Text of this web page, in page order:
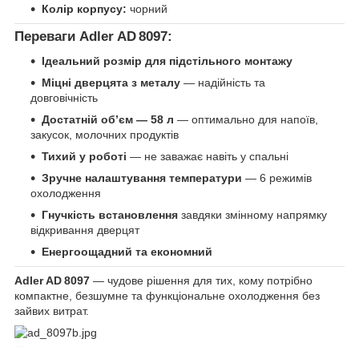
Колір корпусу: чорний
Переваги Adler AD 8097:
Ідеальний розмір для підстільного монтажу
Міцні дверцята з металу — надійність та
довговічність
Достатній об’єм — 58 л — оптимально для напоїв,
закусок, молочних продуктів
Тихий у роботі — не заважає навіть у спальні
Зручне налаштування температури — 6 режимів
охолодження
Гнучкість встановлення завдяки змінному напрямку
відкривання дверцят
Енергоощадний та економний
Adler AD 8097 — чудове рішення для тих, кому потрібно
компактне, безшумне та функціональне охолодження без
зайвих витрат.